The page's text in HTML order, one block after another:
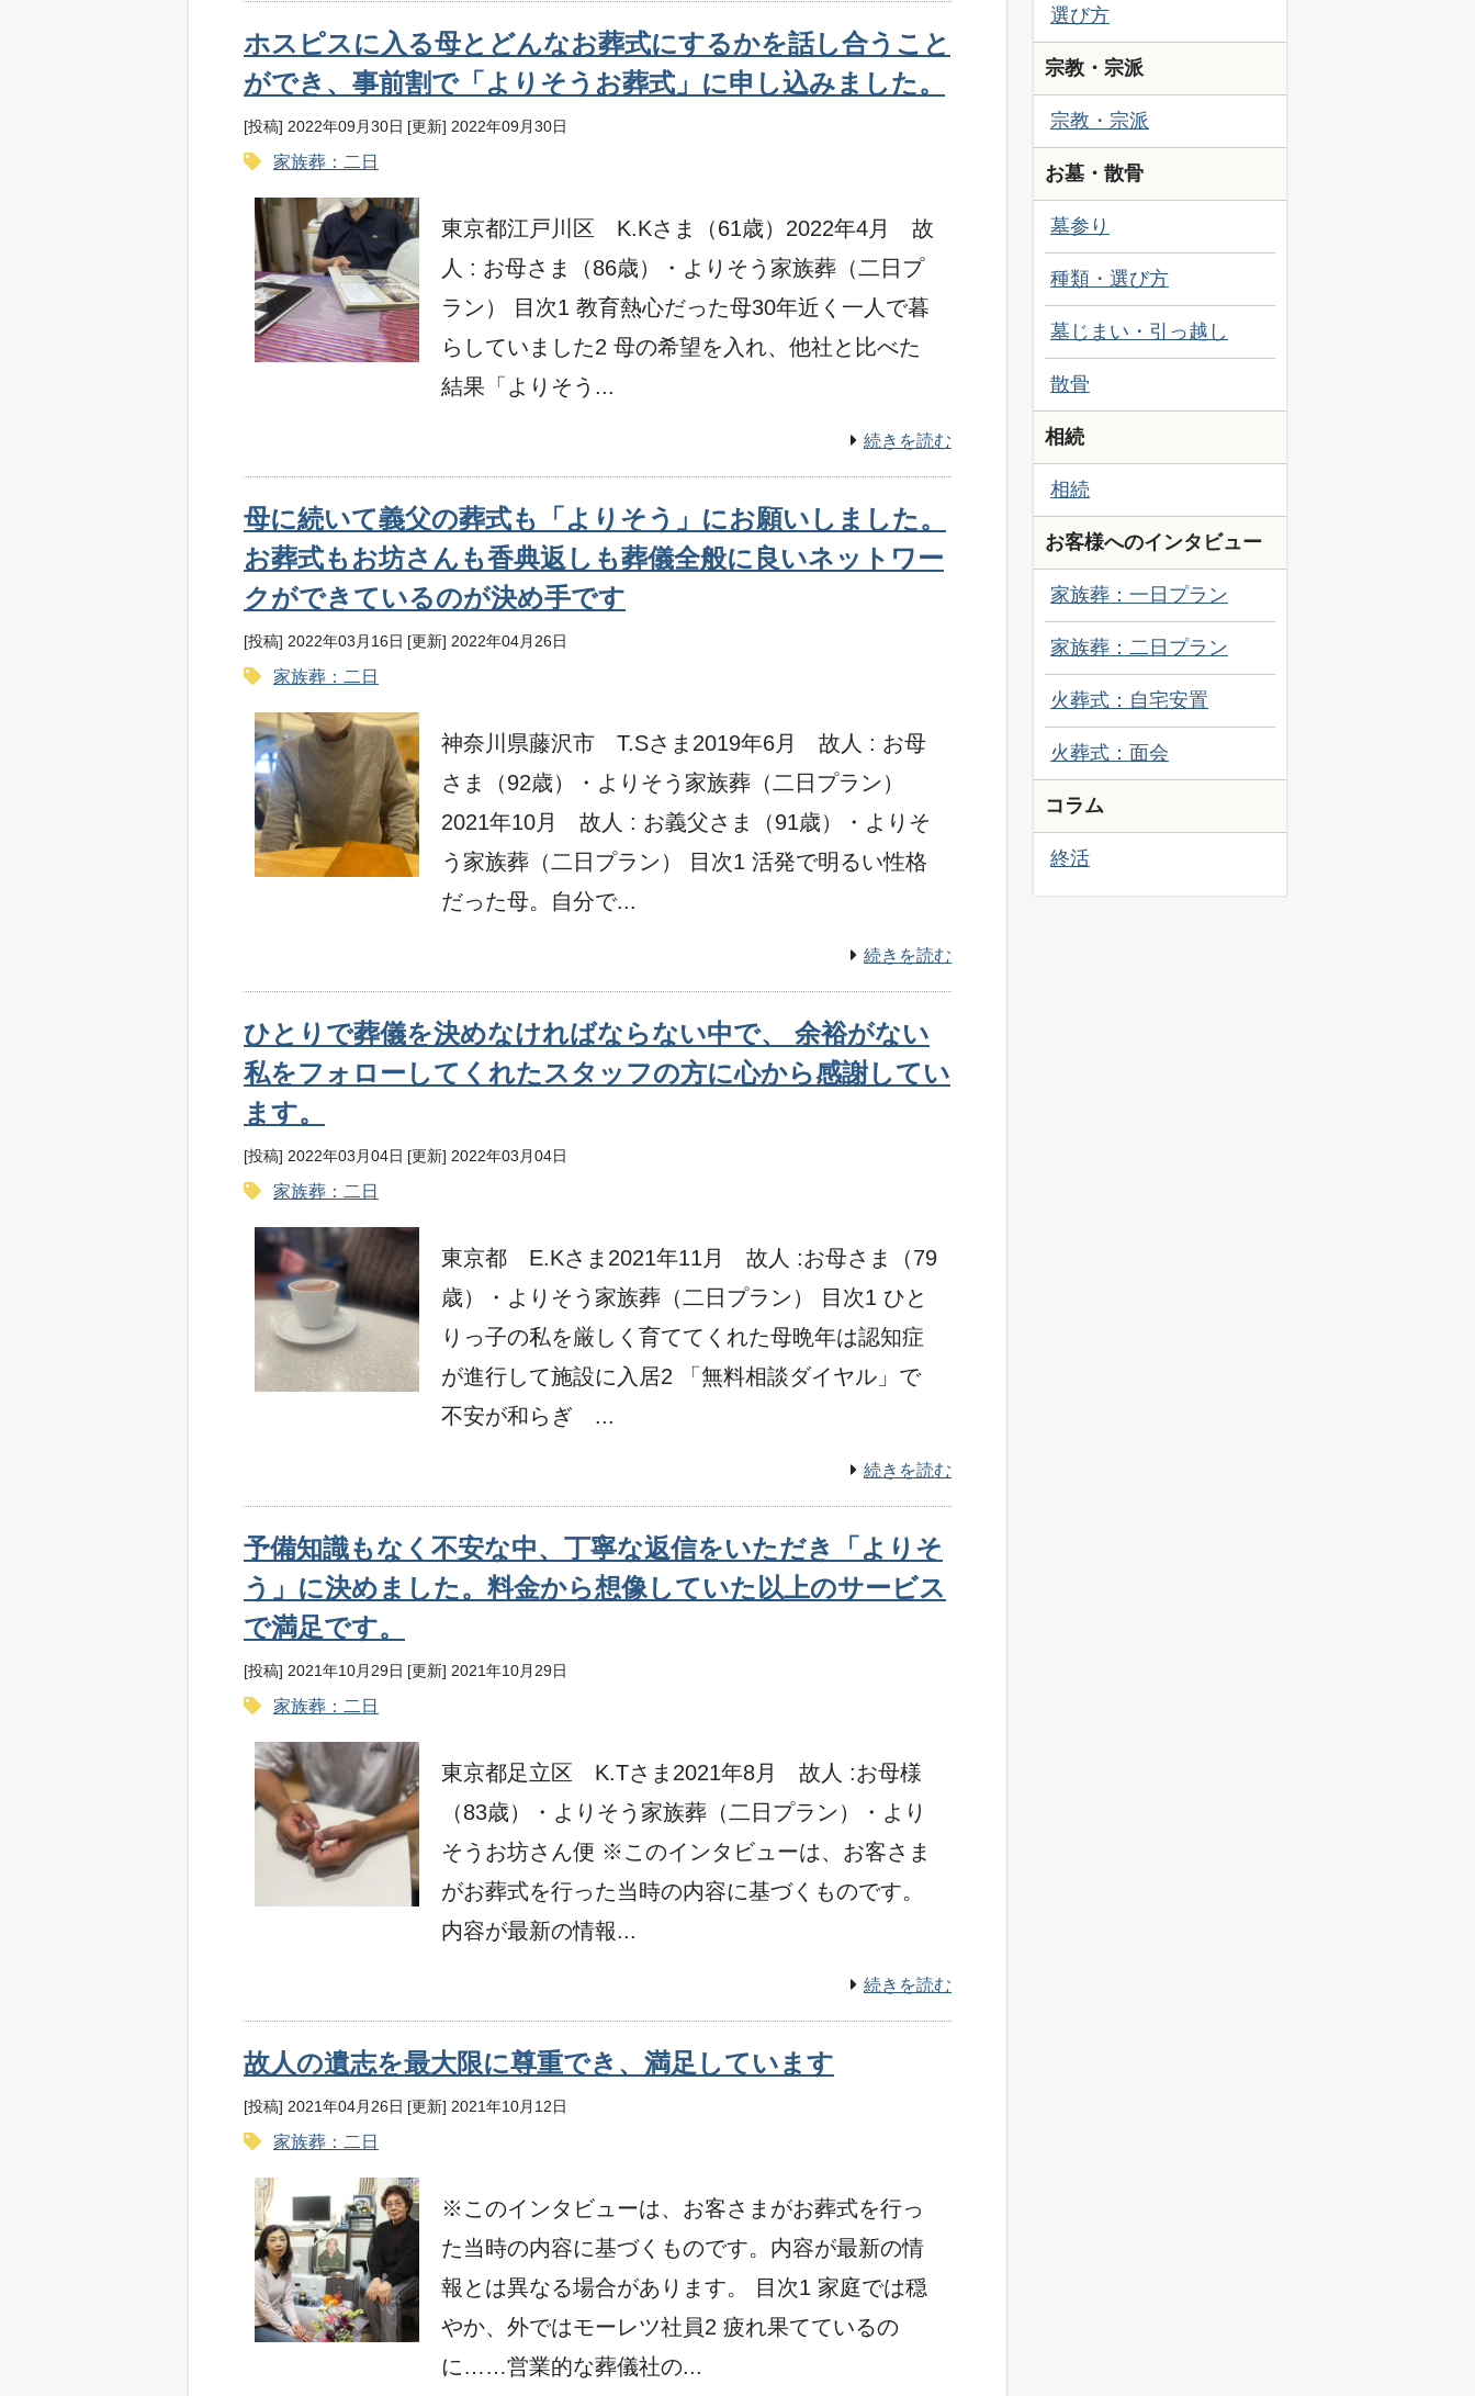
ホスピスに入る母とどんなお葬式にするかを話し合うこと
ができ、事前割で「よりそうお葬式」に申し込みました。
[投稿] 2022年09月30日 [更新] 2022年09月30日
家族葬：二日
東京都江戸川区 K.Kさま（61歳）2022年4⽉ 故
⼈ : お母さま（86歳）・よりそう家族葬（二⽇プ
ラン） 目次1 教育熱心だった母30年近く一人で暮
らしていました2 母の希望を入れ、他社と比べた
結果「よりそう...
続きを読む
母に続いて義父の葬式も「よりそう」にお願いしました。
お葬式もお坊さんも香典返しも葬儀全般に良いネットワー
クができているのが決め手です
[投稿] 2022年03月16日 [更新] 2022年04月26日
家族葬：二日
神奈川県藤沢市 T.Sさま2019年6月 故人 : お母
さま（92歳）・よりそう家族葬（二日プラン）
2021年10月 故人 : お義父さま（91歳）・よりそ
う家族葬（二日プラン） 目次1 活発で明るい性格
だった母。自分で...
続きを読む
ひとりで葬儀を決めなければならない中で、 余裕がない
私をフォローしてくれたスタッフの方に心から感謝してい
ます。
[投稿] 2022年03月04日 [更新] 2022年03月04日
家族葬：二日
東京都 E.Kさま2021年11月 故人 :お母さま（79
歳）・よりそう家族葬（二日プラン） 目次1 ひと
りっ子の私を厳しく育ててくれた母晩年は認知症
が進行して施設に入居2 「無料相談ダイヤル」で
不安が和らぎ ...
続きを読む
予備知識もなく不安な中、丁寧な返信をいただき「よりそ
う」に決めました。料金から想像していた以上のサービス
で満足です。
[投稿] 2021年10月29日 [更新] 2021年10月29日
家族葬：二日
東京都足立区 K.Tさま2021年8月 故人 :お母様
（83歳）・よりそう家族葬（二日プラン）・より
そうお坊さん便 ※このインタビューは、お客さま
がお葬式を行った当時の内容に基づくものです。
内容が最新の情報...
続きを読む
故人の遺志を最大限に尊重でき、満足しています
[投稿] 2021年04月26日 [更新] 2021年10月12日
家族葬：二日
※このインタビューは、お客さまがお葬式を行っ
た当時の内容に基づくものです。内容が最新の情
報とは異なる場合があります。 目次1 家庭では穏
やか、外ではモーレツ社員2 疲れ果てているの
に……営業的な葬儀社の...
選び方
宗教・宗派
宗教・宗派
お墓・散骨
墓参り
種類・選び方
墓じまい・引っ越し
散骨
相続
相続
お客様へのインタビュー
家族葬：一日プラン
家族葬：二日プラン
火葬式：自宅安置
火葬式：面会
コラム
終活